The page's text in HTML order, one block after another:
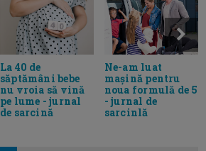
La 40 de
săptămâni bebe
nu vroia să vină
pe lume - jurnal
de sarcină
Ne-am luat
mașină pentru
noua formulă de 5
- jurnal de
sarcinlă